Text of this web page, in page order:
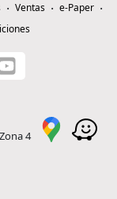
Ventas
e-Paper
4